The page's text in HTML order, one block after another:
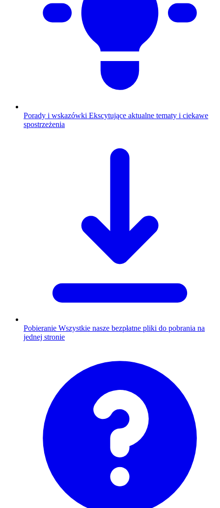
Porady i wskazówki Ekscytujące aktualne tematy i ciekawe
spostrzeżenia
Pobieranie Wszystkie nasze bezpłatne pliki do pobrania na
jednej stronie